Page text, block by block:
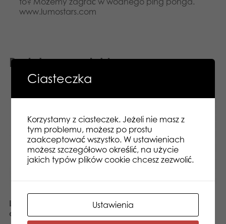
www.lumostars.com
Podobne produkty
Lumo Stars Wild Boar Sika
classic plush
Lumo Stars Ant Antti
classic plush
Ciasteczka
Korzystamy z ciasteczek. Jeżeli nie masz z
tym problemu, możesz po prostu
zaakceptować wszystko. W ustawieniach
możesz szczegółowo określić, na użycie
jakich typów plików cookie chcesz zezwolić.
Ustawienia